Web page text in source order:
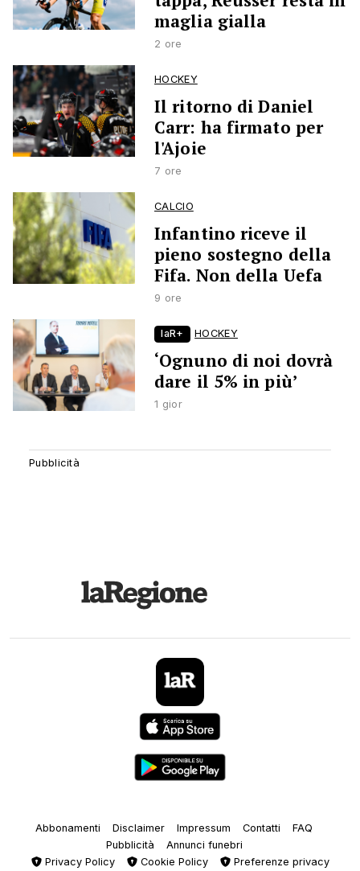
maglia gialla
2 ore
HOCKEY
Il ritorno di Daniel
Carr: ha firmato per
l'Ajoie
7 ore
CALCIO
Infantino riceve il
pieno sostegno della
Fifa. Non della Uefa
9 ore
laR+ HOCKEY
‘Ognuno di noi dovrà
dare il 5% in più’
1 gior
Abbonamenti Disclaimer Impressum Contatti
FAQ
Pubblicità
Annunci funebri
Privacy Policy
Cookie Policy Preferenze privacy